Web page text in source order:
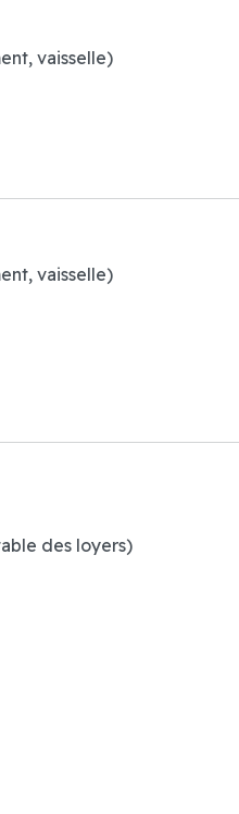
vaisselle)
vaisselle)
des loyers)